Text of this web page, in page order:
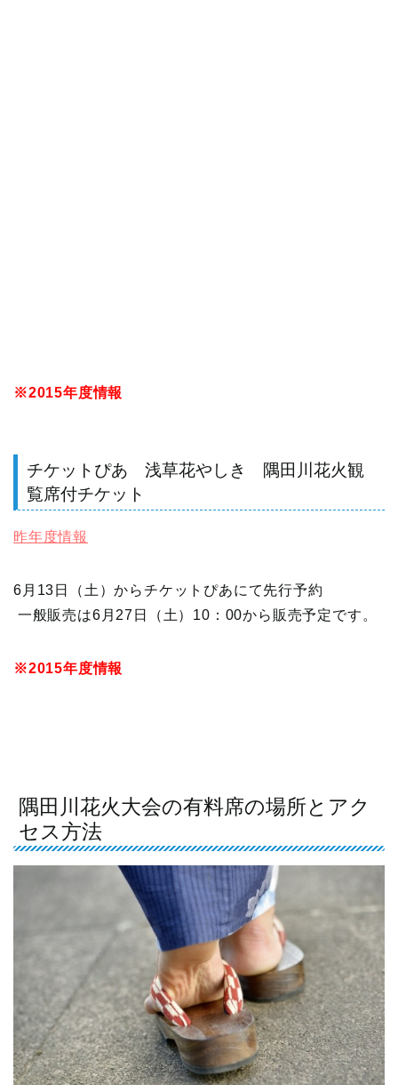
※2015年度情報
チケットぴあ 浅草花やしき 隅田川花火観
覧席付チケット
昨年度情報
6月13日（土）からチケットぴあにて先行予約
一般販売は6月27日（土）10：00から販売予定です。
※2015年度情報
隅田川花火大会の有料席の場所とアク
セス方法